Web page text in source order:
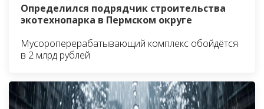
Определился подрядчик строительства
экотехнопарка в Пермском округе
Мусороперерабатывающий комплекс обойдётся
в 2 млрд рублей